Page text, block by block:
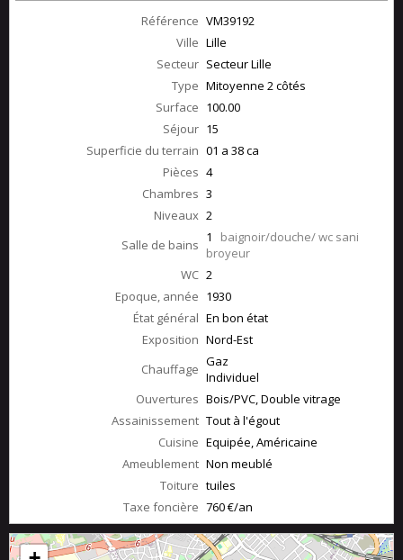
Référence VM39192
Ville Lille
Secteur Secteur Lille
Type Mitoyenne 2 côtés
Surface 100.00
Séjour 15
Superficie du terrain 01 a 38 ca
Pièces 4
Chambres 3
Niveaux 2
Salle de bains 1 baignoir/douche/ wc sani
broyeur
WC 2
Epoque, année 1930
État général En bon état
Exposition Nord-Est
Chauffage Gaz
Individuel
Ouvertures Bois/PVC, Double vitrage
Assainissement Tout à l'égout
Cuisine Equipée, Américaine
Ameublement Non meublé
Toiture tuiles
Taxe foncière 760 €/an